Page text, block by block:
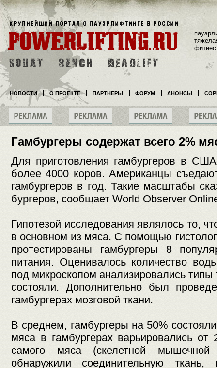
Гамбургеры содержат всего 2%
Для приготовления гамбургеров в
более 4000 коров. Американцы
гамбургеров в год. Такие масштабы
бургеров, сообщает World Observer
Гипотезой исследования являлось то,
в основном из мяса. С помощью
протестированы гамбургеры 8
питания. Оценивалось количество
под микроскопом анализировались типы
состояли. Дополнительно был
гамбургерах мозговой ткани.
В среднем, гамбургеры на 50%
мяса в гамбургерах варьировались
самого мяса (скелетной
обнаружили соединительную ткань,
фитнес
НОВОСТИ О ПРОЕКТЕ ПАРТНЕРЫ ФОРУМ АНОНСЫ